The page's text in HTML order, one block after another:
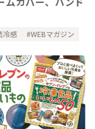
冷感 WEBマガジン